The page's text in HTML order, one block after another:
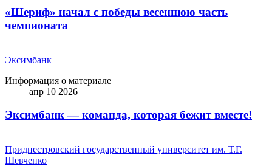
«Шериф» начал с победы весеннюю часть
чемпионата
Эксимбанк
Информация о материале
апр 10 2026
Эксимбанк — команда, которая бежит вместе!
Приднестровский государственный университет им. Т.Г.
Шевченко